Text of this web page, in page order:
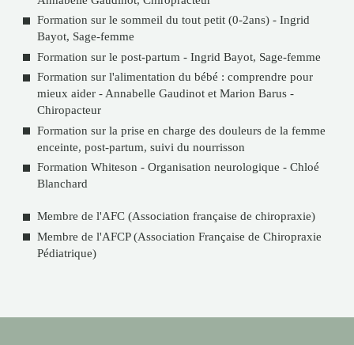
Formation sur le sommeil du tout petit (0-2ans) - Ingrid
Bayot, Sage-femme
Formation sur le post-partum - Ingrid Bayot, Sage-femme
Formation sur l'alimentation du bébé : comprendre pour
mieux aider - Annabelle Gaudinot et Marion Barus -
Chiropacteur
Formation sur la prise en charge des douleurs de la femme
enceinte, post-partum, suivi du nourrisson
Formation Whiteson - Organisation neurologique - Chloé
Blanchard
Membre de l'AFC (Association française de chiropraxie)
Membre de l'AFCP (Association Française de Chiropraxie
Pédiatrique)